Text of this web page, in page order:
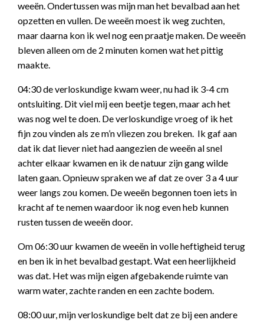
weeën. Ondertussen was mijn man het bevalbad aan het
opzetten en vullen. De weeën moest ik weg zuchten,
maar daarna kon ik wel nog een praatje maken. De weeën
bleven alleen om de 2 minuten komen wat het pittig
maakte.
04:30 de verloskundige kwam weer, nu had ik 3-4 cm
ontsluiting. Dit viel mij een beetje tegen, maar ach het
was nog wel te doen. De verloskundige vroeg of ik het
fijn zou vinden als ze m’n vliezen zou breken. Ik gaf aan
dat ik dat liever niet had aangezien de weeën al snel
achter elkaar kwamen en ik de natuur zijn gang wilde
laten gaan. Opnieuw spraken we af dat ze over 3 a 4 uur
weer langs zou komen. De weeën begonnen toen iets in
kracht af te nemen waardoor ik nog even heb kunnen
rusten tussen de weeën door.
Om 06:30 uur kwamen de weeën in volle heftigheid terug
en ben ik in het bevalbad gestapt. Wat een heerlijkheid
was dat. Het was mijn eigen afgebakende ruimte van
warm water, zachte randen en een zachte bodem.
08:00 uur, mijn verloskundige belt dat ze bij een andere